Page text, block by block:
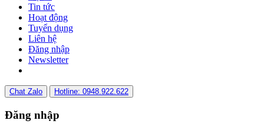
Tin tức
Hoạt động
Tuyển dụng
Liên hệ
Đăng nhập
Newsletter
Chat Zalo Hotline: 0948.922.622
Đăng nhập